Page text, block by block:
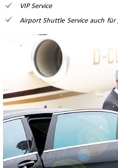
VIP Service
Airport Shuttle Service auch für